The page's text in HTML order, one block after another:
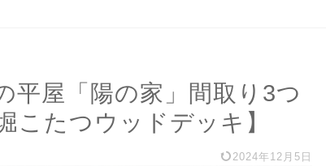
平屋「陽の家」間取り3つ
こたつウッドデッキ】
2024年12月5日